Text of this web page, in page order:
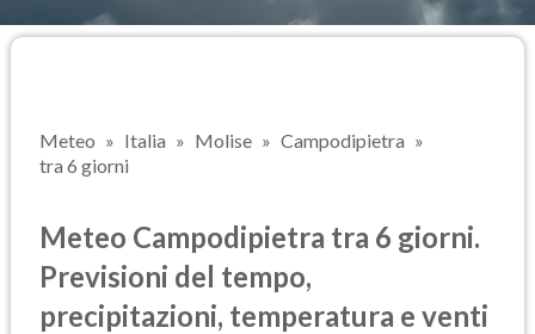
Meteo Italia Molise
Campodipietra
tra 6 giorni
Meteo Campodipietra tra 6 giorni.
Previsioni del tempo,
precipitazioni, temperatura e venti